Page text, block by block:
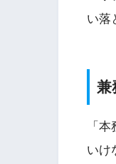
い落
兼
「
いけ